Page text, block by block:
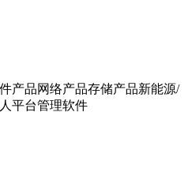
产品网络产品存储产品新能源/
平台管理软件